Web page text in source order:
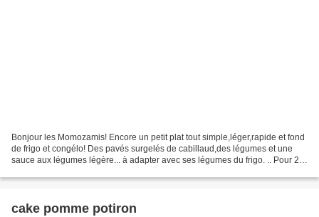
Bonjour les Momozamis! Encore un petit plat tout simple,léger,rapide et fond
de frigo et congélo! Des pavés surgelés de cabillaud,des légumes et une
sauce aux légumes légère... à adapter avec ses légumes du frigo. .. Pour 2 à
cake pomme potiron